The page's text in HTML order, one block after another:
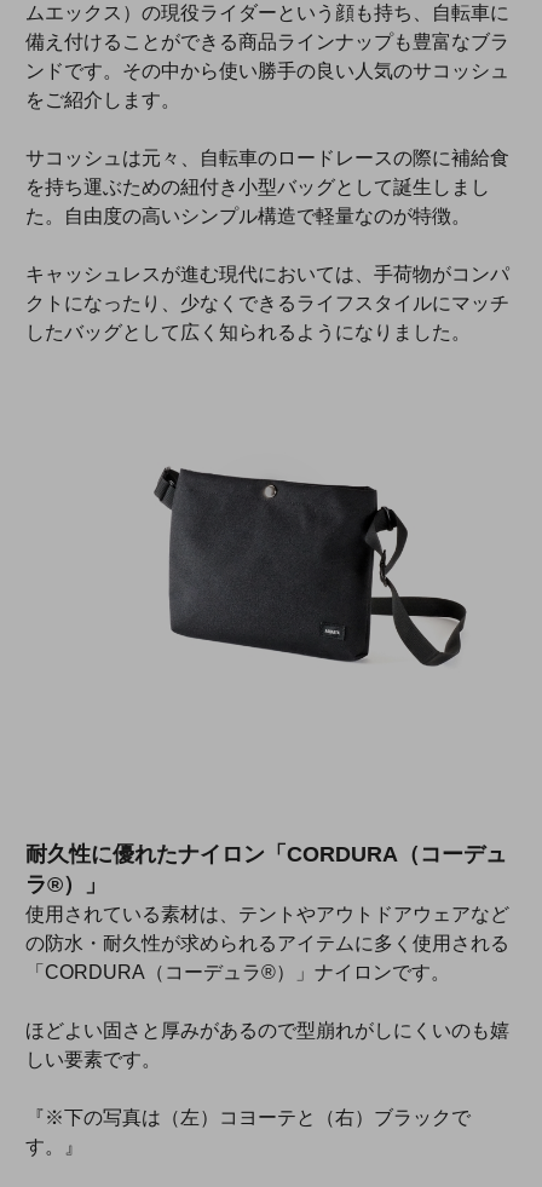
ムエックス）の現役ライダーという顔も持ち、自転車に
備え付けることができる商品ラインナップも豊富なブラ
ンドです。その中から使い勝手の良い人気のサコッシュ
をご紹介します。
サコッシュは元々、自転車のロードレースの際に補給食
を持ち運ぶための紐付き小型バッグとして誕生しまし
た。自由度の高いシンプル構造で軽量なのが特徴。
キャッシュレスが進む現代においては、手荷物がコンパ
クトになったり、少なくできるライフスタイルにマッチ
したバッグとして広く知られるようになりました。
耐久性に優れたナイロン「CORDURA（コーデュ
ラ®）」
使用されている素材は、テントやアウトドアウェアなど
の防水・耐久性が求められるアイテムに多く使用される
「CORDURA（コーデュラ®）」ナイロンです。
ほどよい固さと厚みがあるので型崩れがしにくいのも嬉
しい要素です。
『※下の写真は（左）コヨーテと（右）ブラックで
す。』